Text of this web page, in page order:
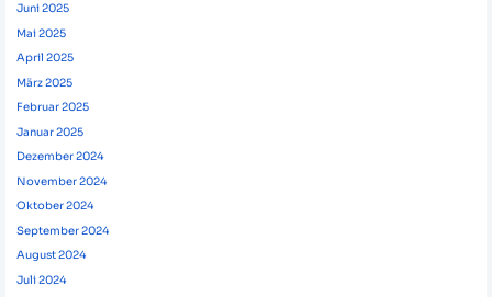
Juni 2025
Mai 2025
April 2025
März 2025
Februar 2025
Januar 2025
Dezember 2024
November 2024
Oktober 2024
September 2024
August 2024
Juli 2024